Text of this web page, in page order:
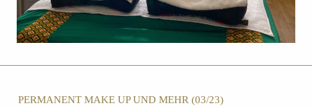
PERMANENT MAKE UP UND MEHR (03/23)